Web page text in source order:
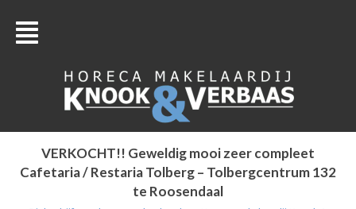
VERKOCHT!! Geweldig mooi zeer compleet
Cafetaria / Restaria Tolberg – Tolbergcentrum 132
te Roosendaal